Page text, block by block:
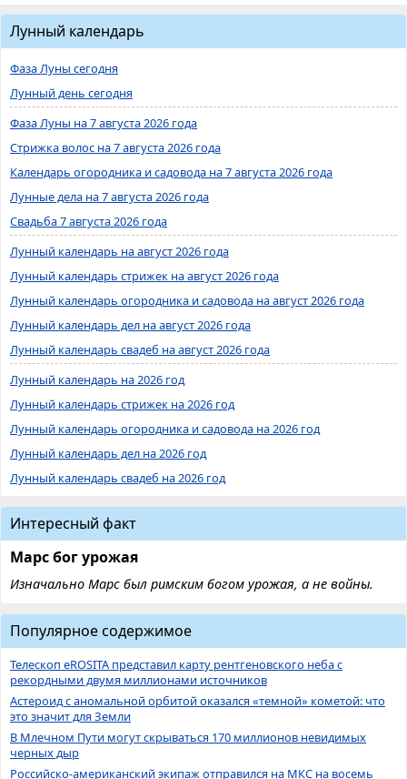
Лунный календарь
Фаза Луны сегодня
Лунный день сегодня
Фаза Луны на 7 августа 2026 года
Стрижка волос на 7 августа 2026 года
Календарь огородника и садовода на 7 августа 2026 года
Лунные дела на 7 августа 2026 года
Свадьба 7 августа 2026 года
Лунный календарь на август 2026 года
Лунный календарь стрижек на август 2026 года
Лунный календарь огородника и садовода на август 2026 года
Лунный календарь дел на август 2026 года
Лунный календарь свадеб на август 2026 года
Лунный календарь на 2026 год
Лунный календарь стрижек на 2026 год
Лунный календарь огородника и садовода на 2026 год
Лунный календарь дел на 2026 год
Лунный календарь свадеб на 2026 год
Интересный факт
Марс бог урожая
Изначально Марс был римским богом урожая, а не войны.
Популярное содержимое
Телескоп eROSITA представил карту рентгеновского неба с
рекордными двумя миллионами источников
Астероид с аномальной орбитой оказался «темной» кометой: что
это значит для Земли
В Млечном Пути могут скрываться 170 миллионов невидимых
черных дыр
Российско-американский экипаж отправился на МКС на восемь